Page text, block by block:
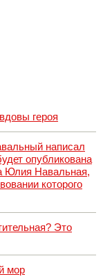
героя
написал
опубликована
Юлия Навальная,
которого
Это
мор